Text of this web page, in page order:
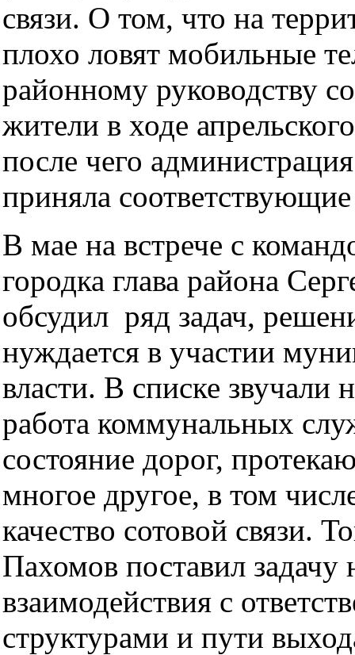
связи. О том, что на
плохо ловят мобильные
районному руководству
жители в ходе
после чего администрация
приняла
В мае на встрече с
городка глава района
обсудил ряд задач,
нуждается в участии
власти. В списке звучали
работа коммунальных
состояние дорог,
многое другое, в том
качество сотовой связи.
Пахомов поставил задачу
взаимодействия с
структурами и пути